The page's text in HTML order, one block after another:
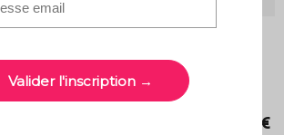
avec
Ensemble table à manger ronde
scandinave pieds bois 2 chaises
5 (5)
99,99 €